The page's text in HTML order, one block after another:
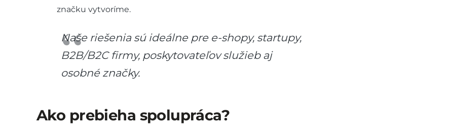
značku vytvoríme.
Naše riešenia sú ideálne pre e-shopy, startupy,
B2B/B2C firmy, poskytovateľov služieb aj
osobné značky.
Ako prebieha spolupráca?